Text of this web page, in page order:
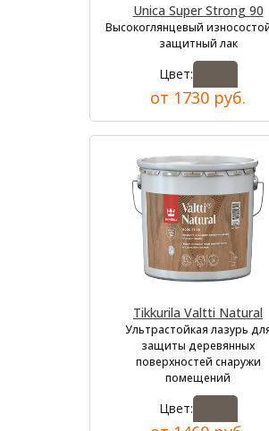
Unica Super Strong 90
Высокоглянцевый
защитный лак
Цвет:
от 1730 руб.
Tikkurila Valtti Natural
Ультрастойкая лазурь
защиты деревянных
поверхностей снаружи
помещений
Цвет: